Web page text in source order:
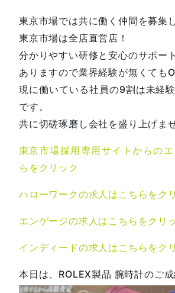
東京市場では共に働く仲間を募集
東京市場は全店直営店！
分かりやすい研修と安心のサポー
ありますので業界経験が無くても
現に働いている社員の9割は未経
です。
共に切磋琢磨し会社を盛り上げま
東京市場採用専用サイトからの
らをクリック
ハローワークの求人はこちらをク
エンゲージの求人はこちらをクリ
インディードの求人はこちらをク
本日は、ROLEX製品 腕時計のご成